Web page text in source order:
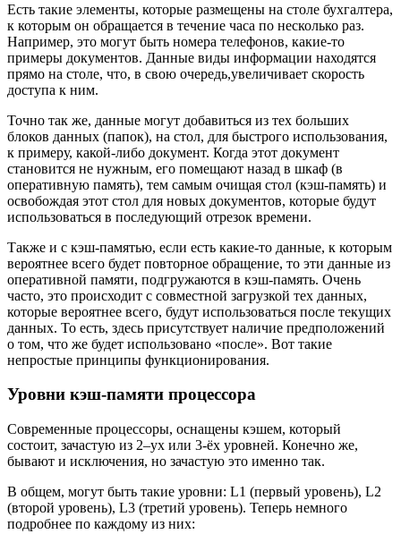
Есть такие элементы, которые размещены на столе бухгалтера,
к которым он обращается в течение часа по несколько раз.
Например, это могут быть номера телефонов, какие-то
примеры документов. Данные виды информации находятся
прямо на столе, что, в свою очередь,увеличивает скорость
доступа к ним.
Точно так же, данные могут добавиться из тех больших
блоков данных (папок), на стол, для быстрого использования,
к примеру, какой-либо документ. Когда этот документ
становится не нужным, его помещают назад в шкаф (в
оперативную память), тем самым очищая стол (кэш-память) и
освобождая этот стол для новых документов, которые будут
использоваться в последующий отрезок времени.
Также и с кэш-памятью, если есть какие-то данные, к которым
вероятнее всего будет повторное обращение, то эти данные из
оперативной памяти, подгружаются в кэш-память. Очень
часто, это происходит с совместной загрузкой тех данных,
которые вероятнее всего, будут использоваться после текущих
данных. То есть, здесь присутствует наличие предположений
о том, что же будет использовано «после». Вот такие
непростые принципы функционирования.
Уровни кэш-памяти процессора
Современные процессоры, оснащены кэшем, который
состоит, зачастую из 2–ух или 3-ёх уровней. Конечно же,
бывают и исключения, но зачастую это именно так.
В общем, могут быть такие уровни: L1 (первый уровень), L2
(второй уровень), L3 (третий уровень). Теперь немного
подробнее по каждому из них: